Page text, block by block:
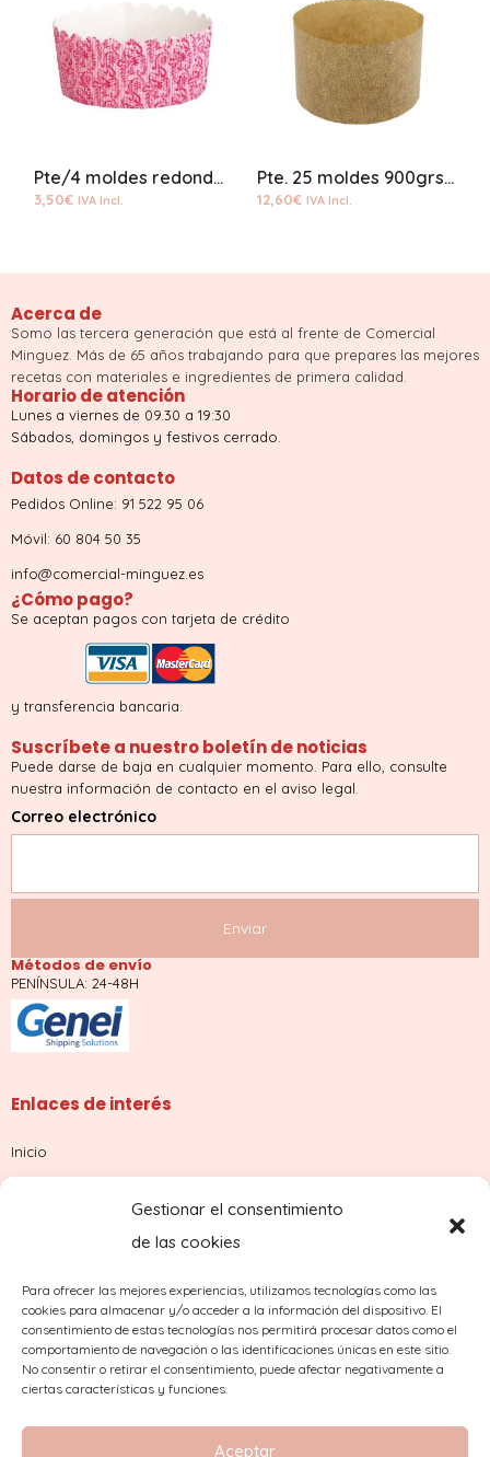
Gestionar el consentimiento
de las cookies
Para ofrecer las mejores experiencias, utilizamos tecnologías como las
cookies para almacenar y/o acceder a la información del dispositivo. El
consentimiento de estas tecnologías nos permitirá procesar datos como el
comportamiento de navegación o las identificaciones únicas en este sitio.
No consentir o retirar el consentimiento, puede afectar negativamente a
ciertas características y funciones.
Aceptar
Pte/4 moldes redondo rosa
3,50€ IVA Incl.
Pte. 25 moldes 900grs. papel panetone
12,60€ IVA Incl.
Acerca de
Somo las tercera generación que está al frente de Comercial
Minguez. Más de 65 años trabajando para que prepares las mejores
recetas con materiales e ingredientes de primera calidad.
Horario de atención
Lunes a viernes de 09.30 a 19:30
Sábados, domingos y festivos cerrado.
Datos de contacto
Pedidos Online: 91 522 95 06
Móvil: 60 804 50 35
info@comercial-minguez.es
¿Cómo pago?
Se aceptan pagos con tarjeta de crédito
y transferencia bancaria.
Suscríbete a nuestro boletín de noticias
Puede darse de baja en cualquier momento. Para ello, consulte
nuestra información de contacto en el aviso legal.
Correo electrónico
Métodos de envío
PENÍNSULA: 24-48H
Enlaces de interés
Inicio
¿Dudas con tu pedido?